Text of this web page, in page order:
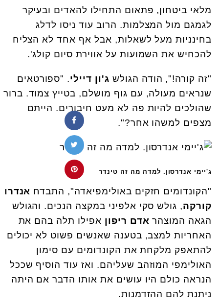
מלאי ביטחון, פתאום התחילו להאדים ובעיקר
לגמגם מול המצלמות. הרוב עוד ניסו לדלג
בחינניות מעל לשאלות, אבל אף אחד לא הצליח
להכחיש את השמועות על אווירת סיום קולג'.
"זה קורה!", הודה הגולש ג'ון דיילי. "ספורטאים
שנראים מעולה, עם גוף מושלם, בטייץ צמוד. ברור
שהולכים להיות פה לא מעט חיבורים. הייתם
מצפים למשהו אחר?".
ג'יימי אנדרסון. למדה מה זה טינדר
"הקונדומים חזקים באולימפיאדה", התבדח אנדרו
קורקה, גולש סקי אלפיני במקצה הנכים. והגולש
הגאה המוצהר אדם ריפון אפילו תלה בהם את
האחריות למצב, בטענה שאנשים פשוט לא יכולים
להתאפק מלקחת את הקונדומים עם סימון
האולימפי המוזהב שעליהם. ואז עוד הוסיף שככל
הנראה כולם היו עושים את אותו הדבר אם היתה
ניתנת להם ההזדמנות.